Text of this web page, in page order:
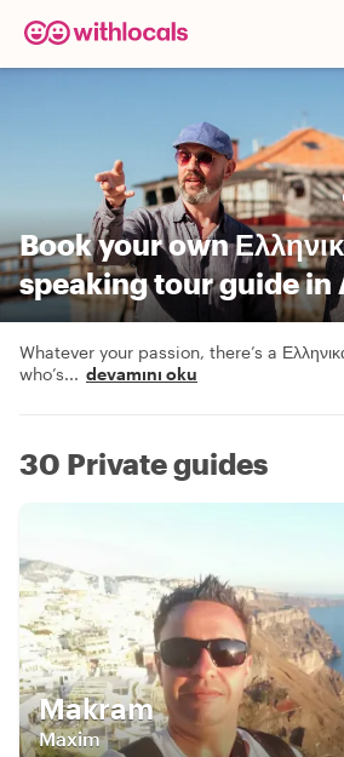
Book your own
speaking tour guide in
Whatever your passion, there’s a
who’s... devamını oku
30 Private guides
Makram
Maxim